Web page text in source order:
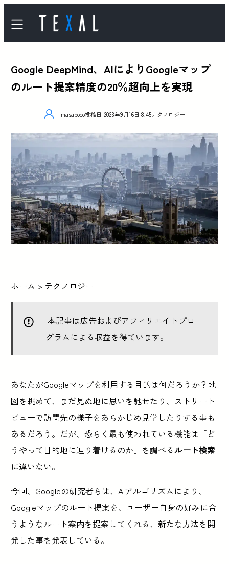
Google DeepMind、AIによりGoogleマップ
のルート提案精度の20％超向上を実現
masapoco投稿日 2023年9月16日 8:45テクノロジー
ホーム > テクノロジー
本記事は広告およびアフィリエイトプロ
グラムによる収益を得ています。
あなたがGoogleマップを利用する目的は何だろうか？地
図を眺めて、まだ見ぬ地に思いを馳せたり、ストリート
ビューで訪問先の様子をあらかじめ見学したりする事も
あるだろう。だが、恐らく最も使われている機能は「ど
うやって目的地に辿り着けるのか」を調べるルート検索
に違いない。
今回、Googleの研究者らは、AIアルゴリズムにより、
Googleマップのルート提案を、ユーザー自身の好みに合
うようなルート案内を提案してくれる、新たな方法を開
発した事を発表している。